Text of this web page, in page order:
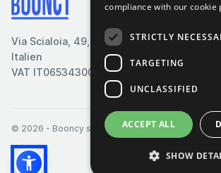
Via Scialoia, 49, Florenz,
Italien
VAT IT06534300485
Cookie-
© 2026 - Booncy srl - VAT IT06534300485
compliance with our cookie
STRICTLY
TARGETING
UNCLASSIFIED
ACCEPT ALL
SHOW